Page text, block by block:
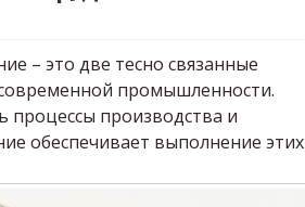
– это две тесно связанные
промышленности.
процессы производства и
обеспечивает выполнение этих